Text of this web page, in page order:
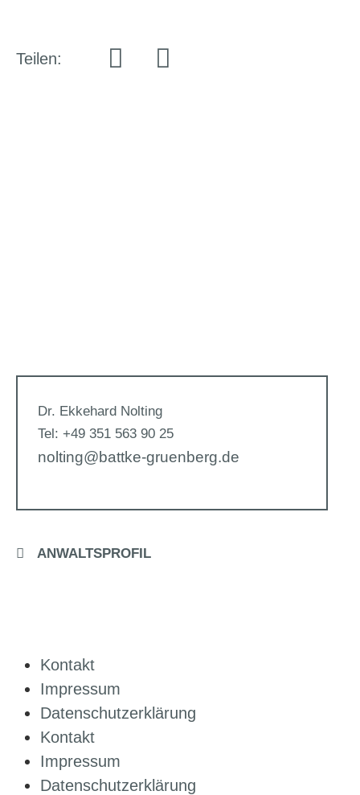
Teilen:
Dr. Ekkehard Nolting
Tel: +49 351 563 90 25
nolting@battke-gruenberg.de
ANWALTSPROFIL
Kontakt
Impressum
Datenschutzerklärung
Kontakt
Impressum
Datenschutzerklärung